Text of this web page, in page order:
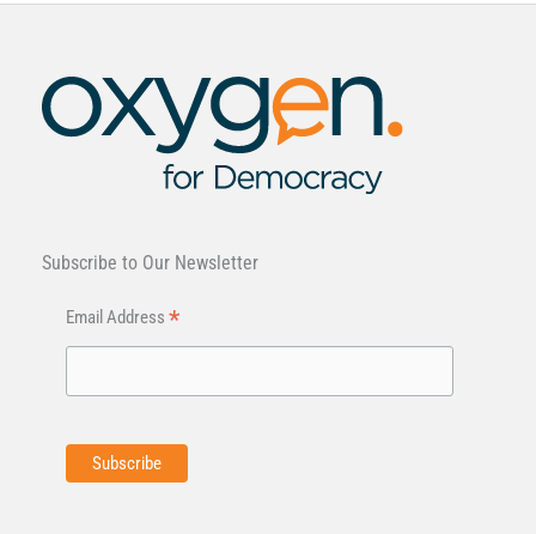
Subscribe to Our Newsletter
Email Address *